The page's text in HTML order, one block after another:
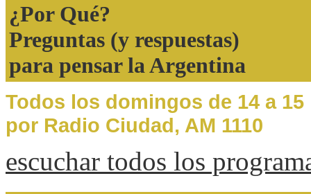
¿Por Qué?
Preguntas (y respuestas)
para pensar la Argentina
Todos los domingos de 14 a 15
por Radio Ciudad, AM 1110
escuchar todos los